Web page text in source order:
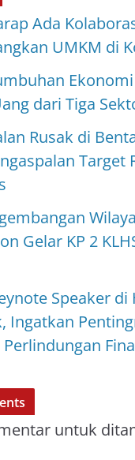
Ada
UMKM di
dari Tiga
Rusak di
Target
Gelar KP 2
Speaker di
Ingatkan
untuk